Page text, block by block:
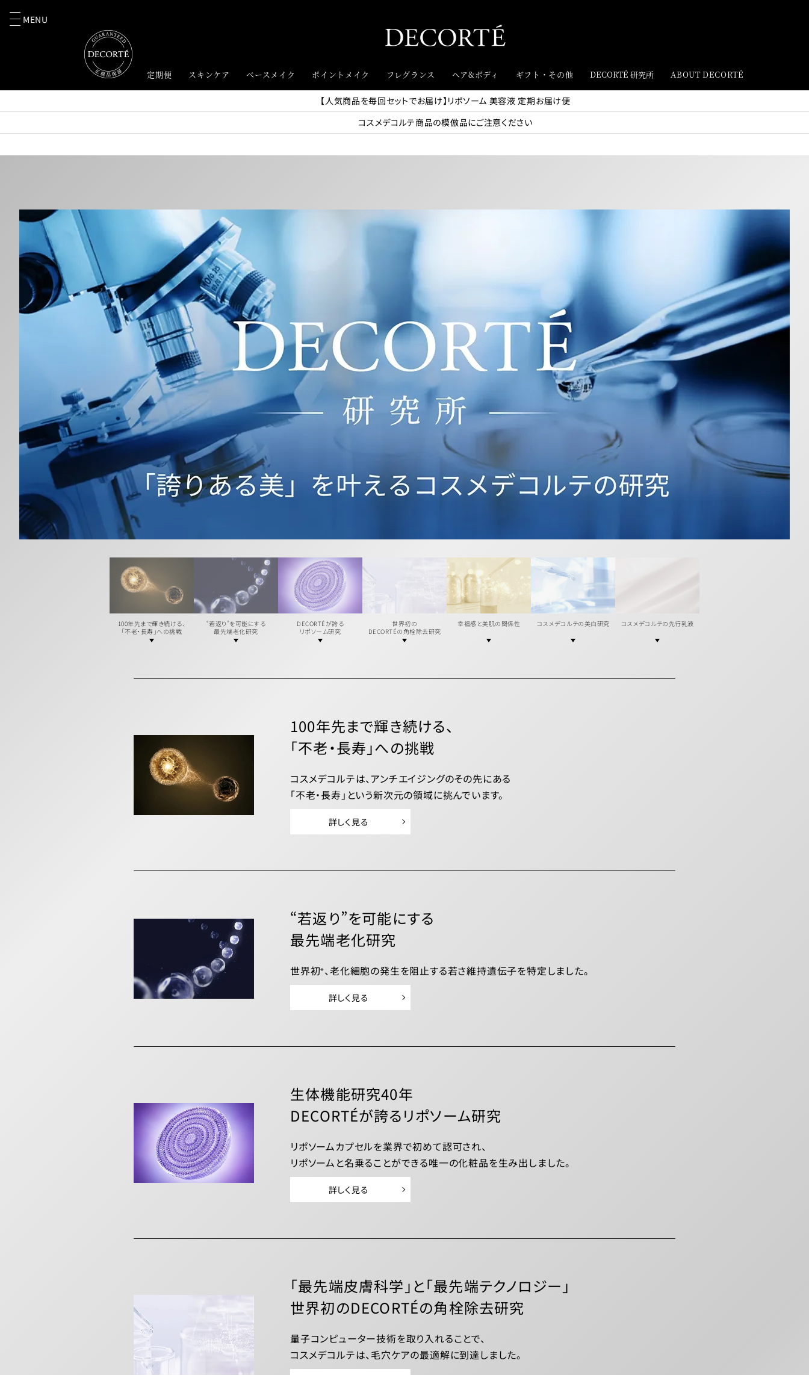
MENU
定期便 スキンケア ベースメイク ポイントメイク フレグランス ヘア&ボディ ギフト・その他 DECORTÉ 研究所 ABOUT DECORTÉ
【人気商品を毎回セットでお届け】リポソーム 美容液 定期お届け便
コスメデコルテ商品の模倣品にご注意ください
100年先まで輝き続ける、
「不老・長寿」への挑戦
“若返り”を可能にする
最先端老化研究
DECORTÉが誇る
リポソーム研究
世界初の
DECORTÉの角栓除去研究
幸福感と美肌の関係性 コスメデコルテの美白研究 コスメデコルテの先行乳液
100年先まで輝き続ける、
「不老・長寿」への挑戦
コスメデコルテは、アンチエイジングのその先にある
「不老・長寿」という新次元の領域に挑んでいます。
詳しく見る
“若返り”を可能にする
最先端老化研究
世界初※、老化細胞の発生を阻止する若さ維持遺伝子を特定しました。
詳しく見る
生体機能研究40年
DECORTÉが誇るリポソーム研究
リポソームカプセルを業界で初めて認可され、
リポソームと名乗ることができる唯一の化粧品を生み出しました。
詳しく見る
「最先端皮膚科学」と「最先端テクノロジー」
世界初のDECORTÉの角栓除去研究
量子コンピューター技術を取り入れることで、
コスメデコルテは、毛穴ケアの最適解に到達しました。